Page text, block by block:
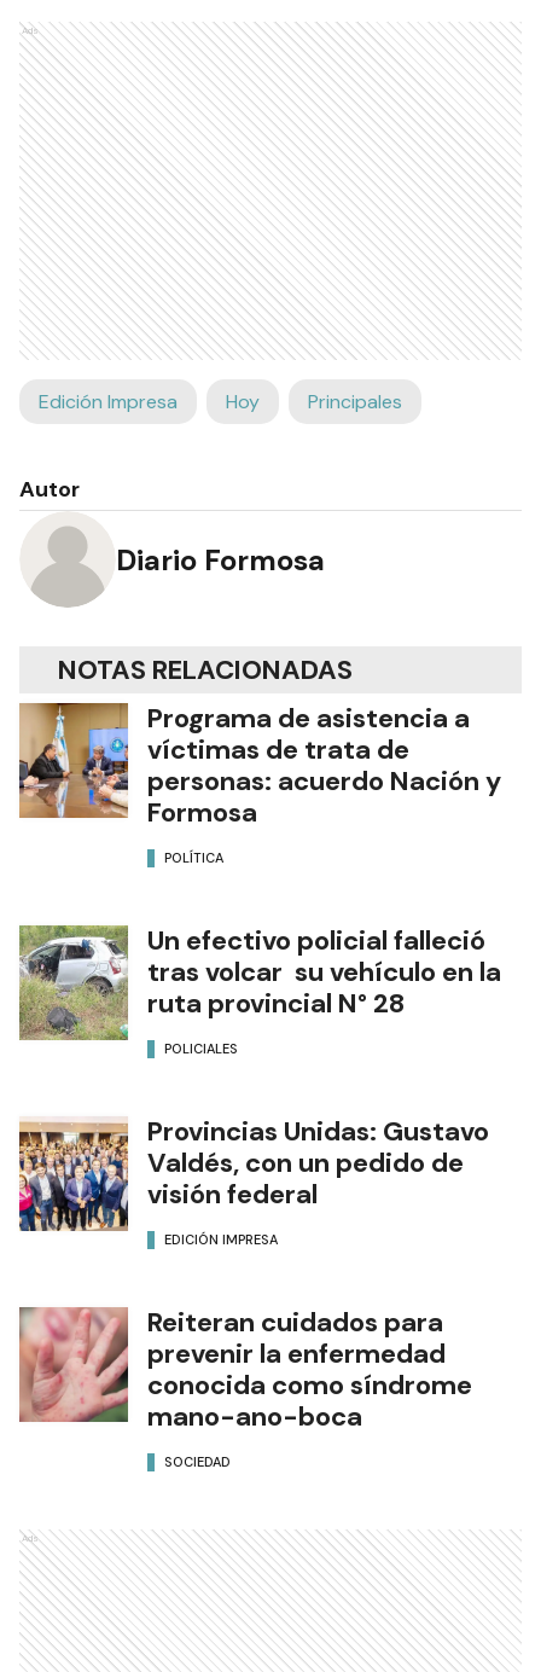
Ads
Edición Impresa Hoy Principales
Autor
Diario Formosa
NOTAS RELACIONADAS
Programa de asistencia a
víctimas de trata de
personas: acuerdo Nación y
Formosa
POLÍTICA
Un efectivo policial falleció
tras volcar su vehículo en la
ruta provincial N° 28
POLICIALES
Provincias Unidas: Gustavo
Valdés, con un pedido de
visión federal
EDICIÓN IMPRESA
Reiteran cuidados para
prevenir la enfermedad
conocida como síndrome
mano-ano-boca
SOCIEDAD
Ads